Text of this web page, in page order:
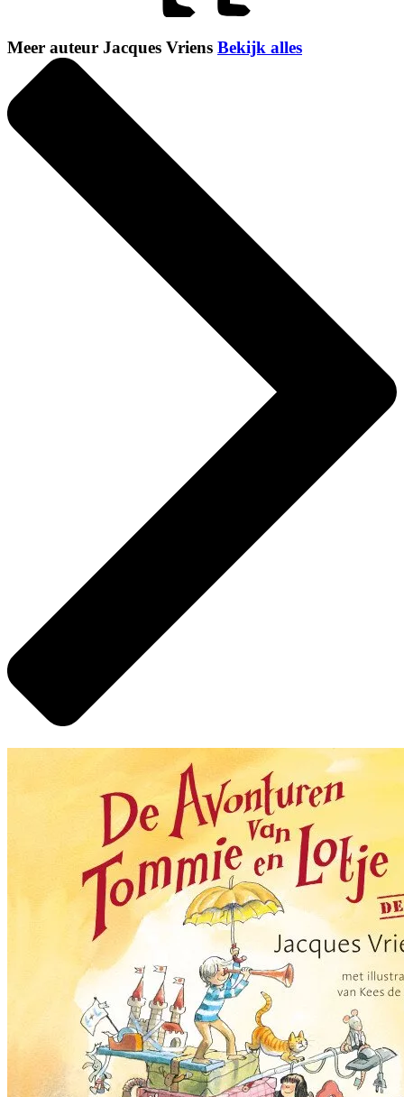
Meer auteur Jacques Vriens Bekijk alles